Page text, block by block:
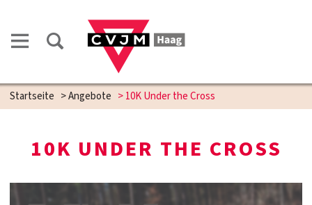
Startseite >Angebote >10K Under the Cross
10K UNDER THE CROSS